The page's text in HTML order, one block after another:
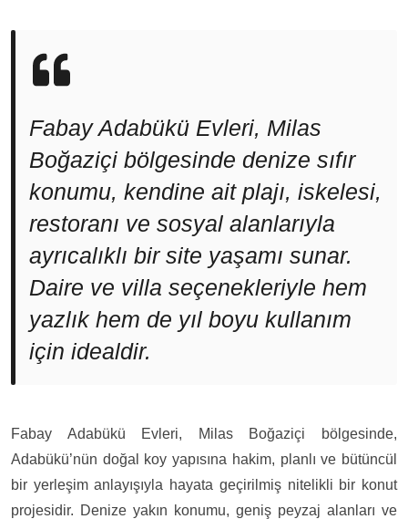
Fabay Adabükü Evleri, Milas
Boğaziçi bölgesinde denize sıfır
konumu, kendine ait plajı, iskelesi,
restoranı ve sosyal alanlarıyla
ayrıcalıklı bir site yaşamı sunar.
Daire ve villa seçenekleriyle hem
yazlık hem de yıl boyu kullanım
için idealdir.
Fabay Adabükü Evleri, Milas Boğaziçi bölgesinde,
Adabükü’nün doğal koy yapısına hakim, planlı ve bütüncül
bir yerleşim anlayışıyla hayata geçirilmiş nitelikli bir konut
projesidir. Denize yakın konumu, geniş peyzaj alanları ve